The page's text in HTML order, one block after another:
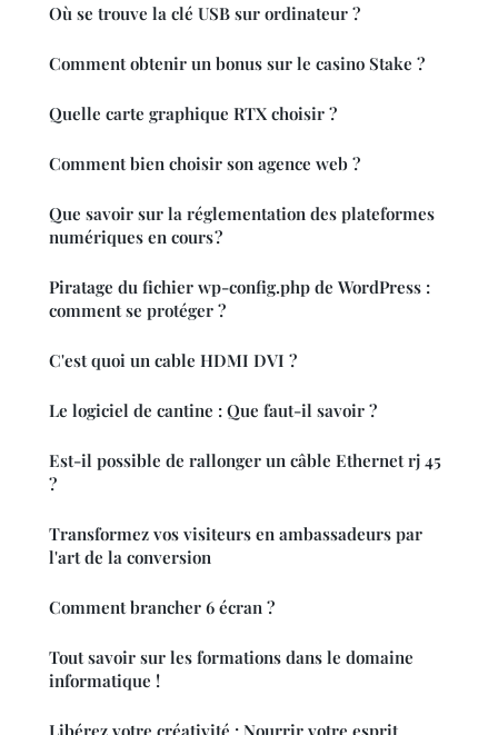
Où se trouve la clé USB sur ordinateur ?
Comment obtenir un bonus sur le casino Stake ?
Quelle carte graphique RTX choisir ?
Comment bien choisir son agence web ?
Que savoir sur la réglementation des plateformes
numériques en cours ?
Piratage du fichier wp-config.php de WordPress :
comment se protéger ?
C'est quoi un cable HDMI DVI ?
Le logiciel de cantine : Que faut-il savoir ?
Est-il possible de rallonger un câble Ethernet rj 45
?
Transformez vos visiteurs en ambassadeurs par
l'art de la conversion
Comment brancher 6 écran ?
Tout savoir sur les formations dans le domaine
informatique !
Libérez votre créativité : Nourrir votre esprit